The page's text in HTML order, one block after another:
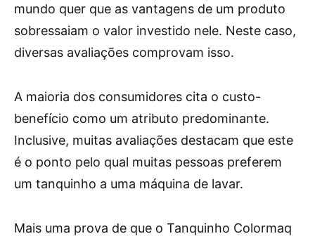
mundo quer que as vantagens de um produto
sobressaiam o valor investido nele. Neste caso,
diversas avaliações comprovam isso.
A maioria dos consumidores cita o custo-
benefício como um atributo predominante.
Inclusive, muitas avaliações destacam que este
é o ponto pelo qual muitas pessoas preferem
um tanquinho a uma máquina de lavar.
Mais uma prova de que o Tanquinho Colormaq